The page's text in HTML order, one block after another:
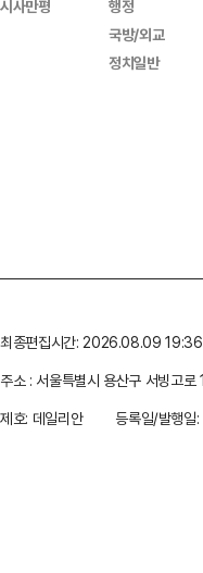
시사만평
행정
국방/외교
정치일반
최종편집시간: 2026.08.09 19:36
주소 : 서울특별시 용산구 서빙고
제호: 데일리안
등록일/발행